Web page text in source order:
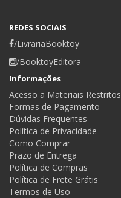
REDES SOCIAIS
/LivrariaBooktoy
/BooktoyEditora
Informações
Acesso a Materiais Restritos
Formas de Pagamento
Dúvidas Frequentes
Política de Privacidade
Como Comprar
Prazo de Entrega
Política de Compras
Política de Frete Grátis
Termos de Uso